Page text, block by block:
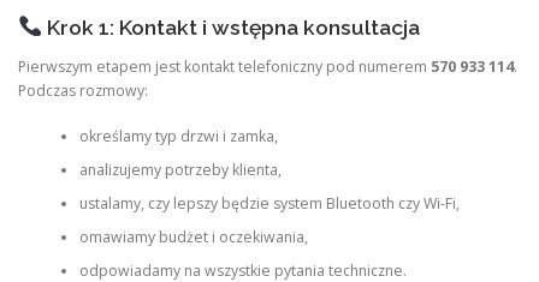
Krok 1: Kontakt i wstępna konsultacja
Pierwszym etapem jest kontakt telefoniczny pod numerem 570 933 114.
Podczas rozmowy:
określamy typ drzwi i zamka,
analizujemy potrzeby klienta,
ustalamy, czy lepszy będzie system Bluetooth czy Wi-Fi,
omawiamy budżet i oczekiwania,
odpowiadamy na wszystkie pytania techniczne.